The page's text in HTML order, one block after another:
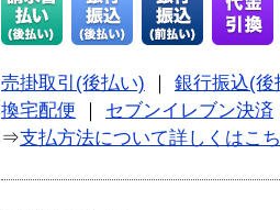
売掛取引(後払い) ｜ 銀行振込(後
換宅配便 ｜ セブンイレブン決済
⇒支払方法について詳しくはこ